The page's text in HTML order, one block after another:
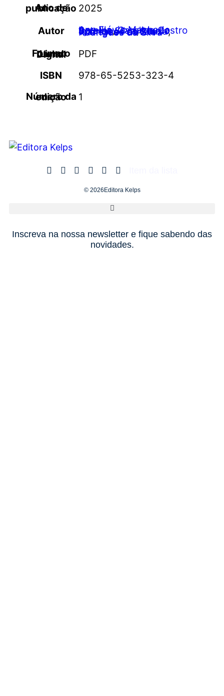
Ano de publicação 2025
Autor
Ana Flávia Machado Botelho,
Carolina Castro Lyra da Silva,
Murilo Rodrigues de Souza,
Wanessa Patrícia Rodrigues da Silva
Formato Livro Digital
PDF
ISBN
978-65-5253-323-4
Número da edição
1
© 2026Editora Kelps
Inscreva na nossa newsletter e fique sabendo das
novidades.